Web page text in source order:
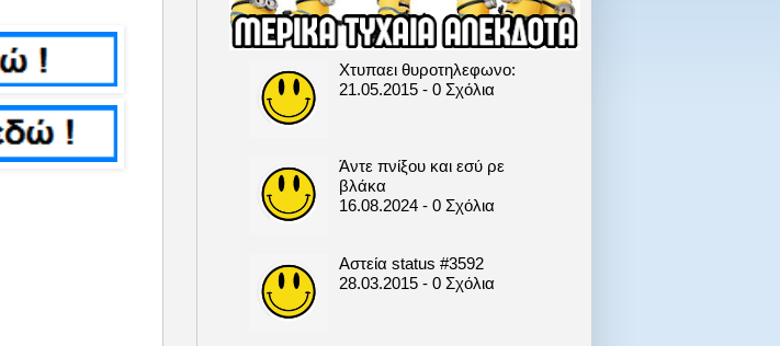
Χτυπαει θυροτηλεφωνο:
21.05.2015 - 0 Σχόλια
Άντε πνίξου και εσύ ρε
βλάκα
16.08.2024 - 0 Σχόλια
Αστεία status #3592
28.03.2015 - 0 Σχόλια